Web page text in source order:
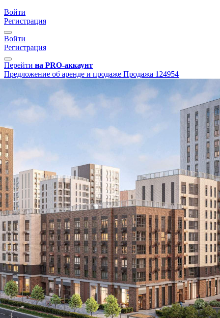
Войти
Регистрация
Войти
Регистрация
Перейти на PRO-аккаунт
Предложение об аренде и продаже Продажа 124954